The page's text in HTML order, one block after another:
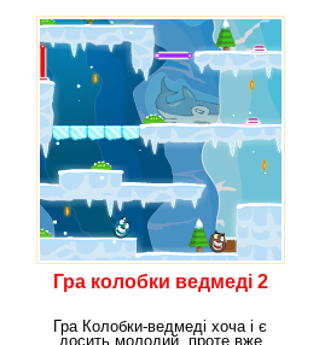
Гра колобки ведмеді 2
Гра Колобки-ведмеді хоча і є
досить молодий, проте вже